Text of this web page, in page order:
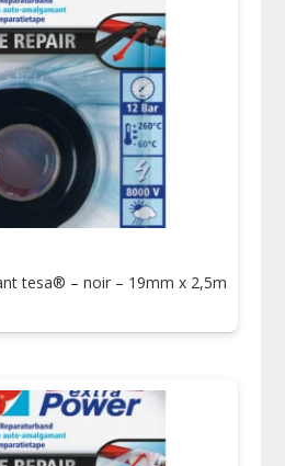
tesa® – noir – 19mm x 2,5m